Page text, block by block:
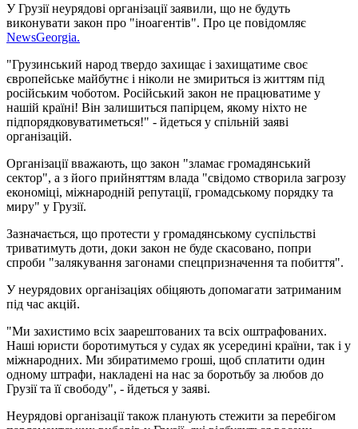
У Грузії неурядові організації заявили, що не будуть
виконувати закон про "іноагентів". Про це повідомляє
NewsGeorgia.
"Грузинський народ твердо захищає і захищатиме своє
європейське майбутнє і ніколи не змириться із життям під
російським чоботом. Російський закон не працюватиме у
нашій країні! Він залишиться папірцем, якому ніхто не
підпорядковуватиметься!" - йдеться у спільній заяві
організацій.
Організації вважають, що закон "зламає громадянський
сектор", а з його прийняттям влада "свідомо створила загрозу
економіці, міжнародній репутації, громадському порядку та
миру" у Грузії.
Зазначається, що протести у громадянському суспільстві
триватимуть доти, доки закон не буде скасовано, попри
спроби "залякування загонами спецпризначення та побиття".
У неурядових організаціях обіцяють допомагати затриманим
під час акцій.
"Ми захистимо всіх заарештованих та всіх оштрафованих.
Наші юристи боротимуться у судах як усередині країни, так і у
міжнародних. Ми збиратимемо гроші, щоб сплатити один
одному штрафи, накладені на нас за боротьбу за любов до
Грузії та її свободу", - йдеться у заяві.
Неурядові організації також планують стежити за перебігом